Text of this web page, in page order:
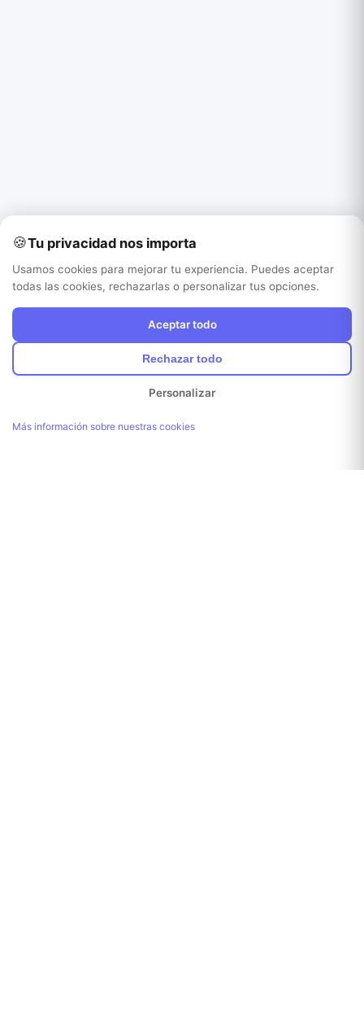
🍪Tu privacidad nos importa
Usamos cookies para mejorar tu experiencia. Puedes aceptar
todas las cookies, rechazarlas o personalizar tus opciones.
Aceptar todo
Rechazar todo
Personalizar
Más información sobre nuestras cookies